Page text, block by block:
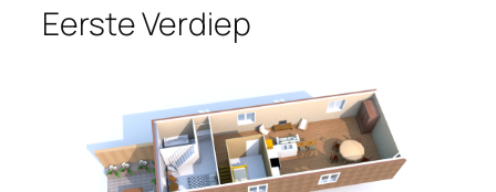
Eerste Verdiep